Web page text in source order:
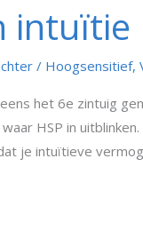
intuïtie
/ Hoogsensitief,
het 6e zintuig
HSP in
je intuïtieve